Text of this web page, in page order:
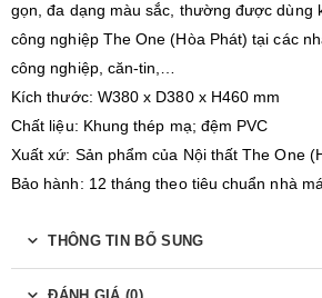
gọn, đa dạng màu sắc, thường được dùng
công nghiệp The One (Hòa Phát) tại các
công nghiệp, căn-tin,…
Kích thước: W380 x D380 x H460 mm
Chất liệu: Khung thép mạ; đệm PVC
Xuất xứ: Sản phẩm của Nội thất The One
Bảo hành: 12 tháng theo tiêu chuẩn nhà
THÔNG TIN BỔ SUNG